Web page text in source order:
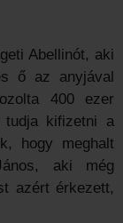
Abellinót, aki
ő az anyjával
400 ezer
tudja kifizetni a
hogy meghalt
aki még
azért érkezett,